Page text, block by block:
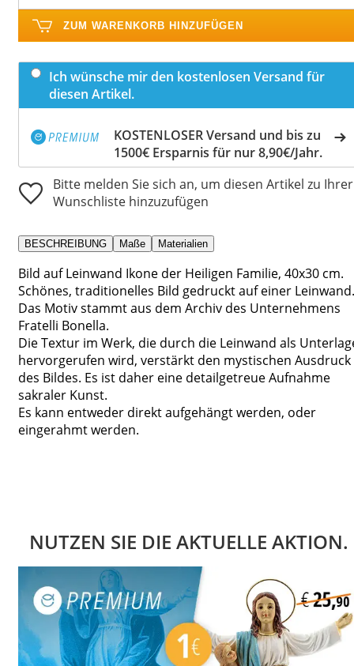
ZUM WARENKORB HINZUFÜGEN
Ich wünsche mir den kostenlosen Versand für
diesen Artikel.
KOSTENLOSER Versand und bis zu
1500€ Ersparnis für nur 8,90€/Jahr.
Bitte melden Sie sich an, um diesen Artikel zu Ihrer
Wunschliste hinzuzufügen
BESCHREIBUNG Maße Materialien
Bild auf Leinwand Ikone der Heiligen Familie, 40x30 cm.
Schönes, traditionelles Bild gedruckt auf einer Leinwand.
Das Motiv stammt aus dem Archiv des Unternehmens
Fratelli Bonella.
Die Textur im Werk, die durch die Leinwand als
hervorgerufen wird, verstärkt den mystischen Ausdruck
des Bildes. Es ist daher eine detailgetreue Aufnahme
sakraler Kunst.
Es kann entweder direkt aufgehängt werden, oder
eingerahmt werden.
NUTZEN SIE DIE AKTUELLE AKTION.